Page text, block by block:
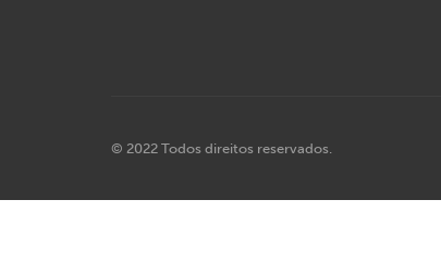
© 2022 Todos direitos reservados.